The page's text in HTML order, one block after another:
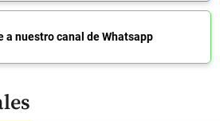
a nuestro canal de Whatsapp